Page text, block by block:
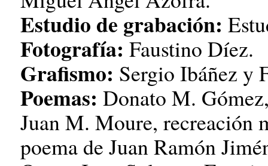
Estudio de grabación:
Fotografía: Faustino Díez.
Grafismo: Sergio Ibáñez y
Poemas: Donato M.
Juan M. Moure, recreación
poema de Juan Ramón